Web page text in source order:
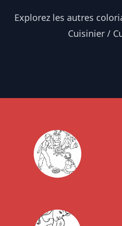
Explorez les autres
Cuisinier /